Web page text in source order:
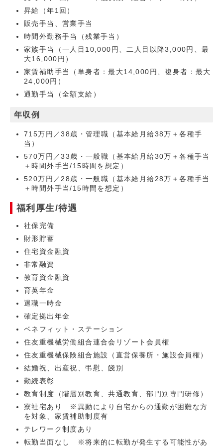
昇給（年1回）
販売手当、営業手当
時間外勤務手当（残業手当）
家族手当（一人目10,000円、二人目以降3,000円、最
大16,000円）
家賃補助手当（単身者：最大14,000円、複身者：最大
24,000円）
通勤手当（全額支給）
年収例
715万円／38歳・管理職（基本給月給38万＋各種手
当）
570万円／33歳・一般職（基本給月給30万＋各種手当
＋時間外手当/15時間を想定）
520万円／28歳・一般職（基本給月給28万＋各種手当
＋時間外手当/15時間を想定）
福利厚生/待遇
社保完備
財形貯蓄
住宅資金融資
非常融資
教育資金融資
育英年金
退職一時金
確定拠出年金
ベネフィット・ステーション
住友重機械労働組合連合会リゾート会員権
住友重機械保険組合施設（直営保養所・施設会員権）
結婚祝、出産祝、弔慰、餞別
勤続表彰
教育制度（階層別教育、共通教育、部門別専門研修）
寮社宅あり ※異動により自宅からの通勤が困難な方
を対象、家賃補助制度有
テレワーク制度あり
転勤当面なし ※将来的に転勤が発生する可能性があ